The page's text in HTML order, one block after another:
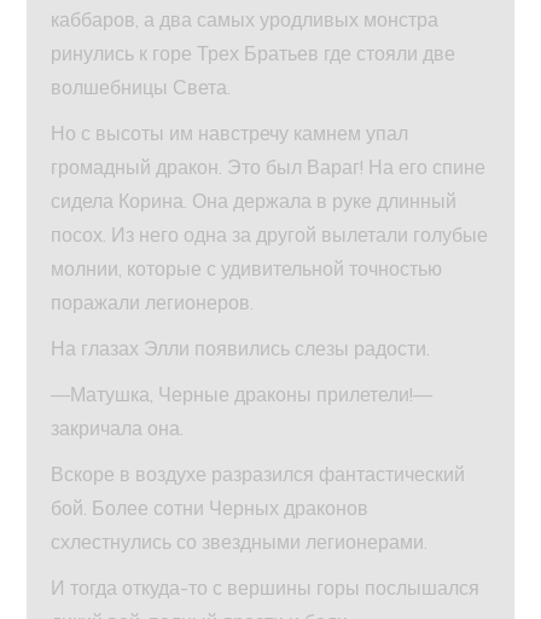
каббаров, а два самых уродливых монстра
ринулись к горе Трех Братьев где стояли две
волшебницы Света.
Но с высоты им навстречу камнем упал
громадный дракон. Это был Вараг! На его спине
сидела Корина. Она держала в руке длинный
посох. Из него одна за другой вылетали голубые
молнии, которые с удивительной точностью
поражали легионеров.
На глазах Элли появились слезы радости.
—Матушка, Черные драконы прилетели!—
закричала она.
Вскоре в воздухе разразился фантастический
бой. Более сотни Черных драконов
схлестнулись со звездными легионерами.
И тогда откуда-то с вершины горы послышался